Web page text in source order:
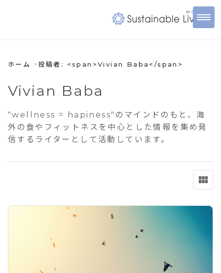
ホーム 投稿者: <span>Vivian Baba</span>
Vivian Baba
"wellness = hapiness"のマインドのもと、海
外の食やフィットネスを中心とした情報を集め発
信するライターとして活動しています。
view_module